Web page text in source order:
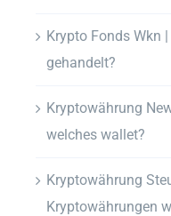
Krypto Fonds Wkn
gehandelt?
Kryptowährung
welches wallet?
Kryptowährung
Kryptowährungen